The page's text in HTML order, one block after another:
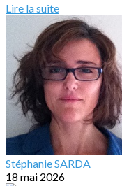
Lire la suite
Stéphanie SARDA
18 mai 2026